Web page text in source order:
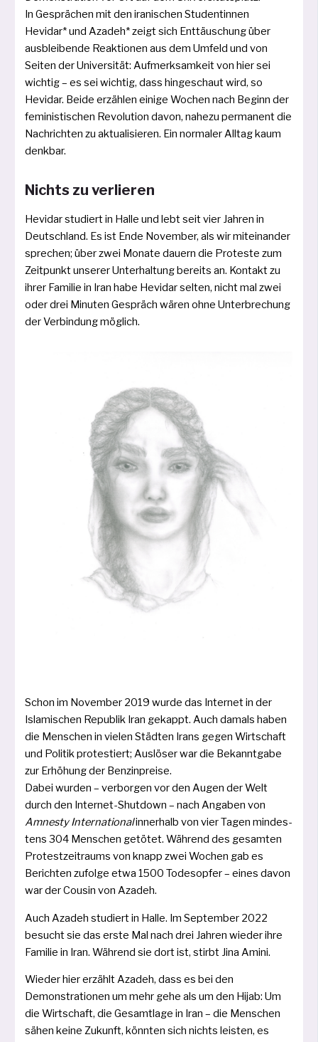
In Gesprächen mit den ira­ni­schen Studentinnen
Hevidar* und Azadeh* zeigt sich Enttäuschung über
aus­blei­ben­de Reaktionen aus dem Umfeld und von
Seiten der Universität: Aufmerksamkeit von hier sei
wich­tig – es sei wich­tig, dass hin­ge­schaut wird, so
Hevidar. Beide erzäh­len eini­ge Wochen nach Beginn der
femi­nis­ti­schen Revolution davon, nahe­zu per­ma­nent die
Nachrichten zu aktua­li­sie­ren. Ein nor­ma­ler Alltag kaum
denkbar.
Nichts zu verlieren
Hevidar stu­diert in Halle und lebt seit vier Jahren in
Deutschland. Es ist Ende November, als wir mit­ein­an­der
spre­chen; über zwei Monate dau­ern die Proteste zum
Zeitpunkt unse­rer Unterhaltung bereits an. Kontakt zu
ihrer Familie in Iran habe Hevidar sel­ten, nicht mal zwei
oder drei Minuten Gespräch wären ohne Unterbrechung
der Verbindung möglich.
Schon im November 2019 wur­de das Internet in der
Islamischen Republik Iran gekappt. Auch damals haben
die Menschen in vie­len Städten Irans gegen Wirtschaft
und Politik pro­tes­tiert; Auslöser war die Bekanntgabe
zur Erhöhung der Benzinpreise.
Dabei wur­den – ver­bor­gen vor den Augen der Welt
durch den Internet-Shutdown – nach Angaben von
Amnesty Internationalinner­halb von vier Tagen min­des­
tens 304 Menschen getö­tet. Während des gesam­ten
Protestzeitraums von knapp zwei Wochen gab es
Berichten zufol­ge etwa 1500 Todesopfer – eines davon
war der Cousin von Azadeh.
Auch Azadeh stu­diert in Halle. Im September 2022
besucht sie das ers­te Mal nach drei Jahren wie­der ihre
Familie in Iran. Während sie dort ist, stirbt Jina Amini.
Wieder hier erzählt Azadeh, dass es bei den
Demonstrationen um mehr gehe als um den Hijab: Um
die Wirtschaft, die Gesamtlage in Iran – die Menschen
sähen kei­ne Zukunft, könn­ten sich nichts leis­ten, es